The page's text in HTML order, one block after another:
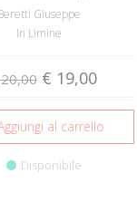
Vol....
Giuseppe
In Limine
€ 19,00
al carrello
Disponibile